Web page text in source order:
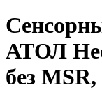
АТОЛ
без